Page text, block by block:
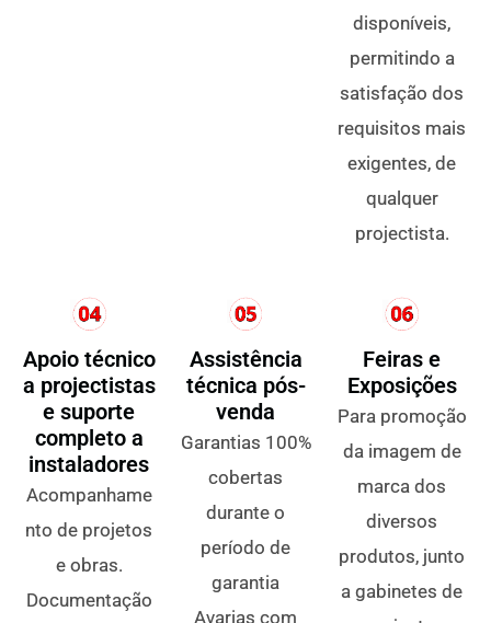
disponíveis,
permitindo a
satisfação dos
requisitos mais
exigentes, de
qualquer
projectista.
Apoio técnico
a projectistas
e suporte
completo a
instaladores
Acompanhame
nto de projetos
e obras.
Documentação
Assistência
técnica pós-
venda
Garantias 100%
cobertas
durante o
período de
garantia
Avarias com
Feiras e
Exposições
Para promoção
da imagem de
marca dos
diversos
produtos, junto
a gabinetes de